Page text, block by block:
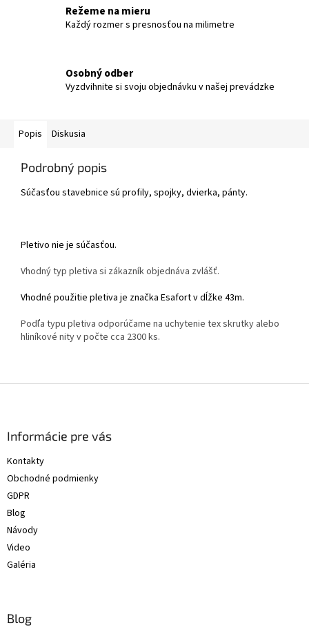
Režeme na mieru
Každý rozmer s presnosťou na milimetre
Osobný odber
Vyzdvihnite si svoju objednávku v našej prevádzke
Popis Diskusia
Podrobný popis
Súčasťou stavebnice sú profily, spojky, dvierka, pánty.
Pletivo nie je súčasťou.
Vhodný typ pletiva si zákazník objednáva zvlášť.
Vhodné použitie pletiva je značka Esafort v dĺžke 43m.
Podľa typu pletiva odporúčame na uchytenie tex skrutky alebo
hliníkové nity v počte cca 2300 ks.
Informácie pre vás
Kontakty
Obchodné podmienky
GDPR
Blog
Návody
Video
Galéria
Blog